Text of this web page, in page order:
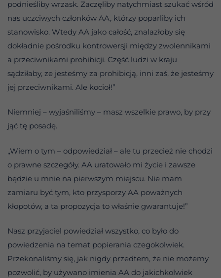
podnieśliby wrzask. Zaczęliby natychmiast szukać wśród
nas uczciwych członków AA, którzy poparliby ich
stanowisko. Wtedy AA jako całość, znalazłoby się
dokładnie pośrodku kontrowersji między zwolennikami
a przeciwnikami prohibicji. Część ludzi w kraju
sądziłaby, ze jesteśmy za prohibicją, inni zaś, że jesteśmy
jej przeciwnikami. Ale kocioł!”
Niemniej – wyjaśniliśmy – masz wszelkie prawo, by przy
jąć tę posadę.
„Wiem o tym – odpowiedział – ale tu przecież nie chodzi
o prawne szczegóły. AA uratowało mi życie i zawsze
będzie u mnie na pierwszym miejscu. Nie mam
zamiaru być tym, kto przysporzy AA poważnych
kłopotów, a ta propozycja to właśnie gwarantuje!”
Nasz przyjaciel powiedział wszystko, co było do
powiedzenia na temat popierania czegokolwiek.
Przekonaliśmy się, jak nigdy przedtem, że nie możemy
pozwolić, by używano imienia AA do jakichkolwiek